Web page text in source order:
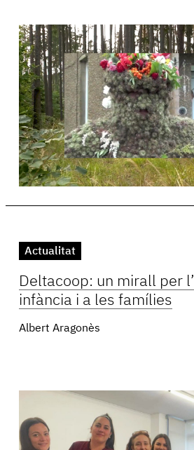
Actualitat
Deltacoop: un mirall per
infància i a les famílies
Albert Aragonès